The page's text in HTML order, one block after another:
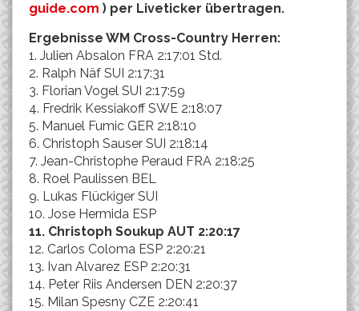
guide.com ) per Liveticker übertragen.
Ergebnisse WM Cross-Country Herren:
1. Julien Absalon FRA 2:17:01 Std.
2. Ralph Näf SUI 2:17:31
3. Florian Vogel SUI 2:17:59
4. Fredrik Kessiakoff SWE 2:18:07
5. Manuel Fumic GER 2:18:10
6. Christoph Sauser SUI 2:18:14
7. Jean-Christophe Peraud FRA 2:18:25
8. Roel Paulissen BEL
9. Lukas Flückiger SUI
10. Jose Hermida ESP
11. Christoph Soukup AUT 2:20:17
12. Carlos Coloma ESP 2:20:21
13. Ivan Alvarez ESP 2:20:31
14. Peter Riis Andersen DEN 2:20:37
15. Milan Spesny CZE 2:20:41